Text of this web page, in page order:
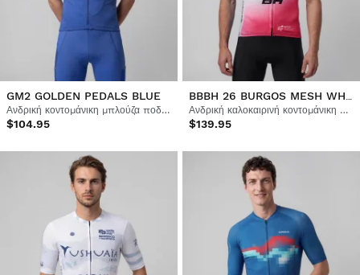
GM2 GOLDEN PEDALS BLUE
Ανδρική κοντομάνικη μπλούζα ποδηλασίας gravel
$104.95
Ανδρική καλοκαιρινή κοντομάνικη μπλούζα ποδηλασίας Burgos Burpellet BH x Siroko
$139.95